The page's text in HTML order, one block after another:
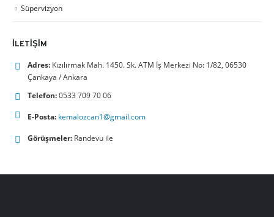
Süpervizyon
İLETIŞIM
Adres: Kızılırmak Mah. 1450. Sk. ATM İş Merkezi No: 1/82, 06530
Çankaya / Ankara
Telefon:0533 709 70 06
E-Posta: kemalozcan1@gmail.com
Görüşmeler: Randevu ile